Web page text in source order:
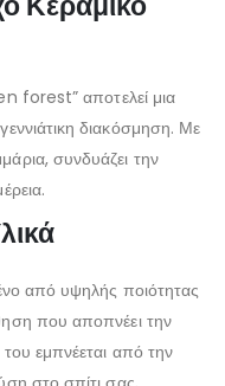
forest” αποτελεί μια
διακόσμηση. Με
συνδυάζει την
από υψηλής ποιότητας
που αποπνέει την
εμπνέεται από την